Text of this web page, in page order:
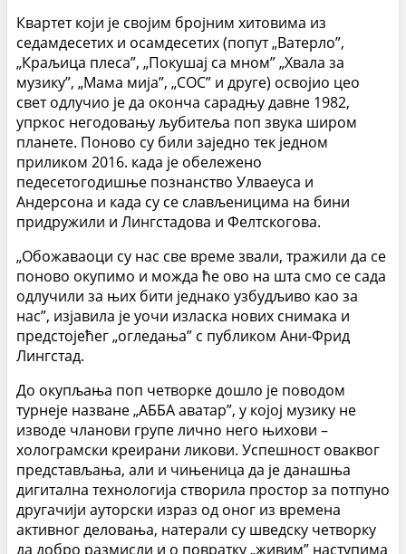
Квартет који је својим бројним хитовима из
седамдесетих и осамдесетих (попут „Ватерло”,
„Краљица плеса”, „Покушај са мном” „Хвала за
музику”, „Мама мија”, „СОС” и друге) освојио цео
свет одлучио је да оконча сарадњу давне 1982,
упркос негодовању љубитеља поп звука широм
планете. Поново су били заједно тек једном
приликом 2016. када је обележено
педесетогодишње познанство Улваеуса и
Андерсона и када су се слављеницима на бини
придружили и Лингстадова и Фелтскогова.
„Обожаваоци су нас све време звали, тражили да се
поново окупимо и можда ће ово на шта смо се сада
одлучили за њих бити једнако узбудљиво као за
нас”, изјавила је уочи изласка нових снимака и
предстојећег „огледања” с публиком Ани-Фрид
Лингстад.
До окупљања поп четворке дошло је поводом
турнеје назване „АББА аватар”, у којој музику не
изводе чланови групе лично него њихови –
холограмски креирани ликови. Успешност оваквог
представљања, али и чињеница да је данашња
дигитална технологија створила простор за потпуно
другачији ауторски израз од оног из времена
активног деловања, натерали су шведску четворку
да добро размисли и о повратку „живим” наступима